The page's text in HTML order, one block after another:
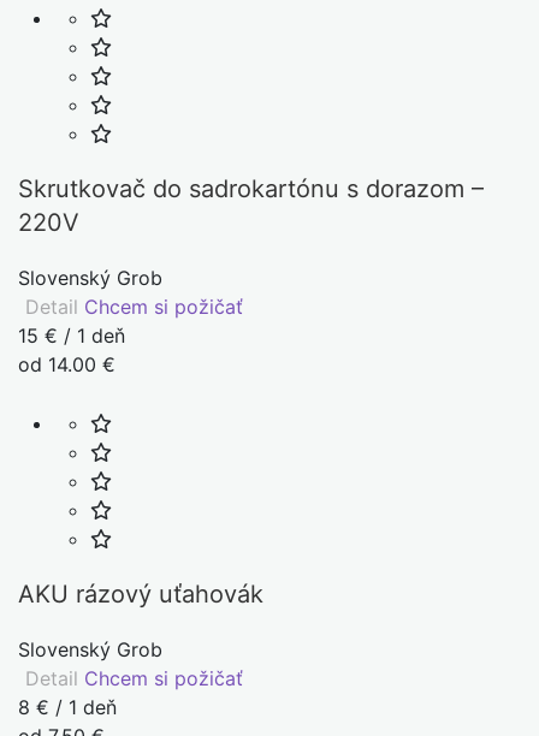
Skrutkovač do sadrokartónu s dorazom –
220V
Slovenský Grob
Detail Chcem si požičať
15 € / 1 deň
od 14.00 €
AKU rázový uťahovák
Slovenský Grob
Detail Chcem si požičať
8 € / 1 deň